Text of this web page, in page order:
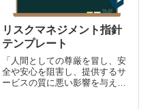
リスクマネジメント指針
テンプレート
「人間としての尊厳を冒し、安
全や安心を阻害し、提供するサ
ービスの質に悪い影響を与える